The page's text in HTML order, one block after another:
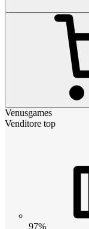
Venusgames
Venditore top
97%